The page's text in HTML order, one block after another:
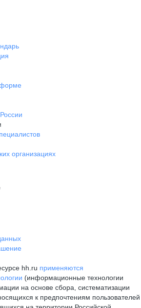
организациях
hh.ru применяются
(информационные технологии
на основе сбора, систематизации
к предпочтениям пользователей